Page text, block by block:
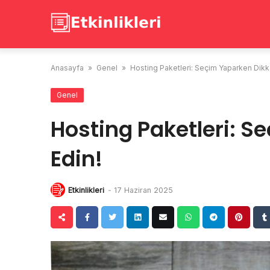
Anasayfa » Genel » Hosting Paketleri: Seçim Yaparken
Genel
Hosting Paketleri:
Edin!
Etkinlikleri - 17 Haziran 2025